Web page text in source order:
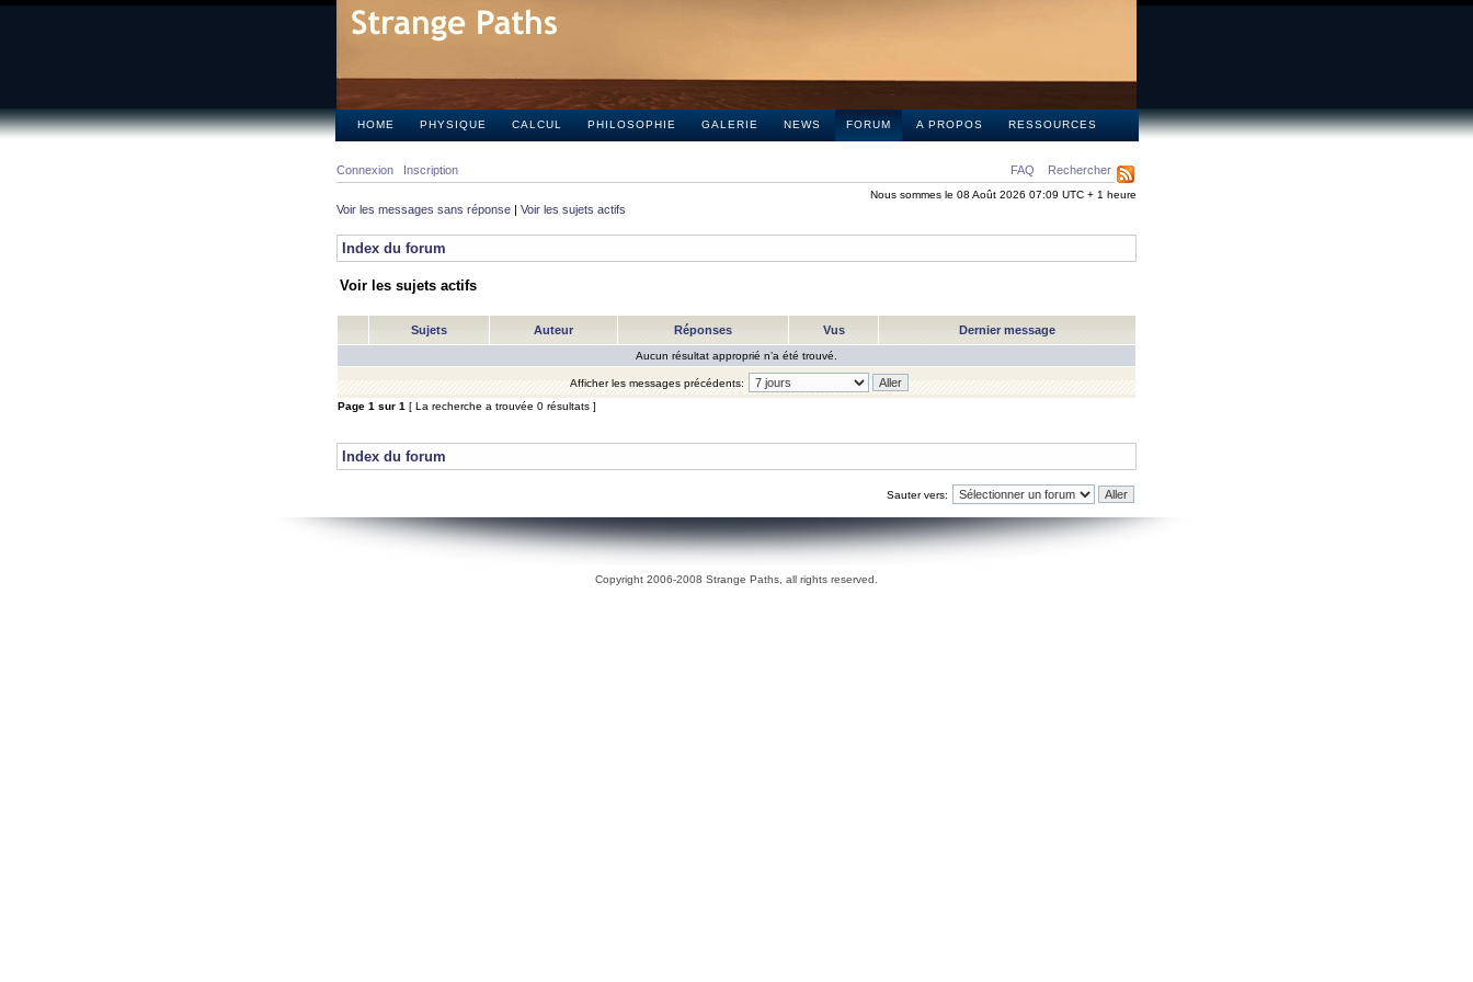
HOME PHYSIQUE CALCUL PHILOSOPHIE GALERIE NEWS FORUM A PROPOS RESSOURCES
FAQ Rechercher
Connexion Inscription
Nous sommes le 08 Août 2026 07:09 UTC + 1 heure
Voir les messages sans réponse | Voir les sujets actifs
Index du forum
Voir les sujets actifs
Sujets Auteur Réponses Vus Dernier message
Aucun résultat approprié n’a été trouvé.
Afficher les messages précédents:
Page 1 sur 1 [ La recherche a trouvée 0 résultats ]
Index du forum
Sauter vers:
Copyright 2006-2008 Strange Paths, all rights reserved.